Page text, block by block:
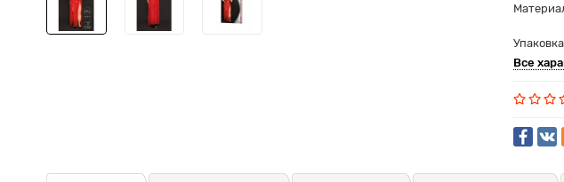
Упаковка
Все